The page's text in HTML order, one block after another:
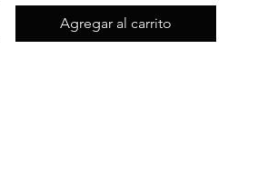
Agregar al carrito